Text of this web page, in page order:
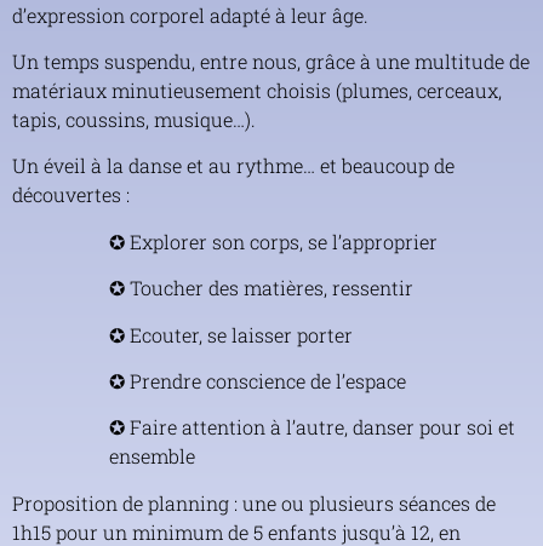
d’expression corporel adapté à leur âge.
Un temps suspendu, entre nous, grâce à une multitude de
matériaux minutieusement choisis (plumes, cerceaux,
tapis, coussins, musique…).
Un éveil à la danse et au rythme… et beaucoup de
découvertes :
✪ Explorer son corps, se l’approprier
✪ Toucher des matières, ressentir
✪ Ecouter, se laisser porter
✪ Prendre conscience de l’espace
✪ Faire attention à l’autre, danser pour soi et
ensemble
Proposition de planning : une ou plusieurs séances de
1h15 pour un minimum de 5 enfants jusqu’à 12, en